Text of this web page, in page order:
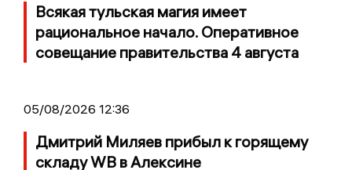
Всякая тульская магия имеет
рациональное начало. Оперативное
совещание правительства 4 августа
05/08/2026 12:36
Дмитрий Миляев прибыл к горящему
складу WB в Алексине